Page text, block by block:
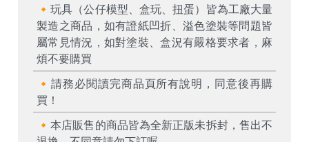
🔸玩具（公仔模型、盒玩、扭蛋）皆為工廠大量
製造之商品，如有證紙凹折、溢色塗裝等問題皆
屬常見情況，如對塗裝、盒況有嚴格要求者，麻
煩不要購買
🔸請務必閱讀完商品頁所有說明，同意後再購
買！
🔸本店販售的商品皆為全新正版未拆封，售出不